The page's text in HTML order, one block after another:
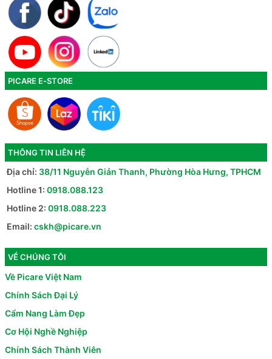
PICARE E-STORE
THÔNG TIN LIÊN HỆ
Địa chỉ: 38/11 Nguyễn Giản Thanh, Phường Hòa Hưng, TPHCM
Hotline 1: 0918.088.123
Hotline 2: 0918.088.223
Email: cskh@picare.vn
VỀ CHÚNG TÔI
Về Picare Việt Nam
Chính Sách Đại Lý
Cẩm Nang Làm Đẹp
Cơ Hội Nghề Nghiệp
Chính Sách Thành Viên